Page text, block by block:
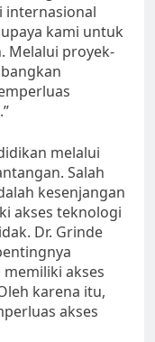
internasional
kami untuk
Melalui proyek-
melalui
Salah
kesenjangan
akses teknologi
Dr. Grinde
akses
karena itu,
akses